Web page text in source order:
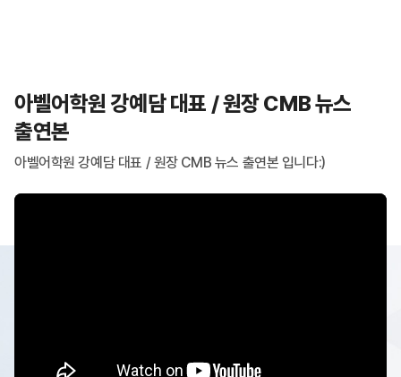
아벨어학원 강예담 대표 / 원장 CMB 뉴스
출연본
아벨어학원 강예담 대표 / 원장 CMB 뉴스 출연본 입니다:)
아벨어학원 cmb 뉴스 출연본
아벨어학원_영어회화
아벨어학원_학원소개
아벨어학원 강의시스템
아벨어학원 기초 영어회화 수업 장면
아벨어학원_홈
아벨어학원 상담 장면
[아벨어학원] 대표/원장 소개
아벨어학원 비즈니스 영어회화 수업장면